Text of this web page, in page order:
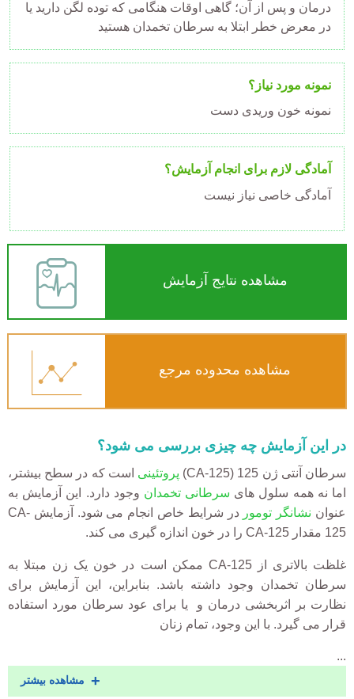
درمان و پس از آن؛ گاهی اوقات هنگامی که توده لگن دارید یا
در معرض خطر ابتلا به سرطان تخمدان هستید
نمونه مورد نیاز؟
نمونه خون وریدی دست
آمادگی لازم برای انجام آزمایش؟
آمادگی خاصی نیاز نیست
مشاهده نتایج آزمایش
مشاهده محدوده مرجع
در این آزمایش چه چیزی بررسی می شود؟
سرطان آنتی ژن 125 (CA-125) پروتئینی است که در سطح بیشتر،
اما نه همه سلول های سرطانی تخمدان وجود دارد. این آزمایش به
عنوان نشانگر تومور
در شرایط خاص انجام می شود. آزمایش CA-
125 مقدار CA-125 را در خون اندازه گیری می کند.
غلظت بالاتری از CA-125 ممکن است در خون یک زن مبتلا به
سرطان تخمدان وجود داشته باشد. بنابراین، این آزمایش برای
نظارت بر اثربخشی درمان و یا برای عود سرطان مورد استفاده
قرار می گیرد. با این وجود، تمام زنان
...
مشاهده بیشتر